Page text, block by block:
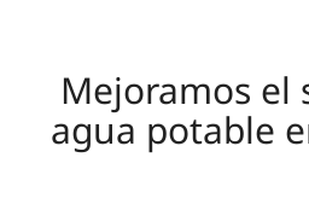
Mejoramos el
agua potable